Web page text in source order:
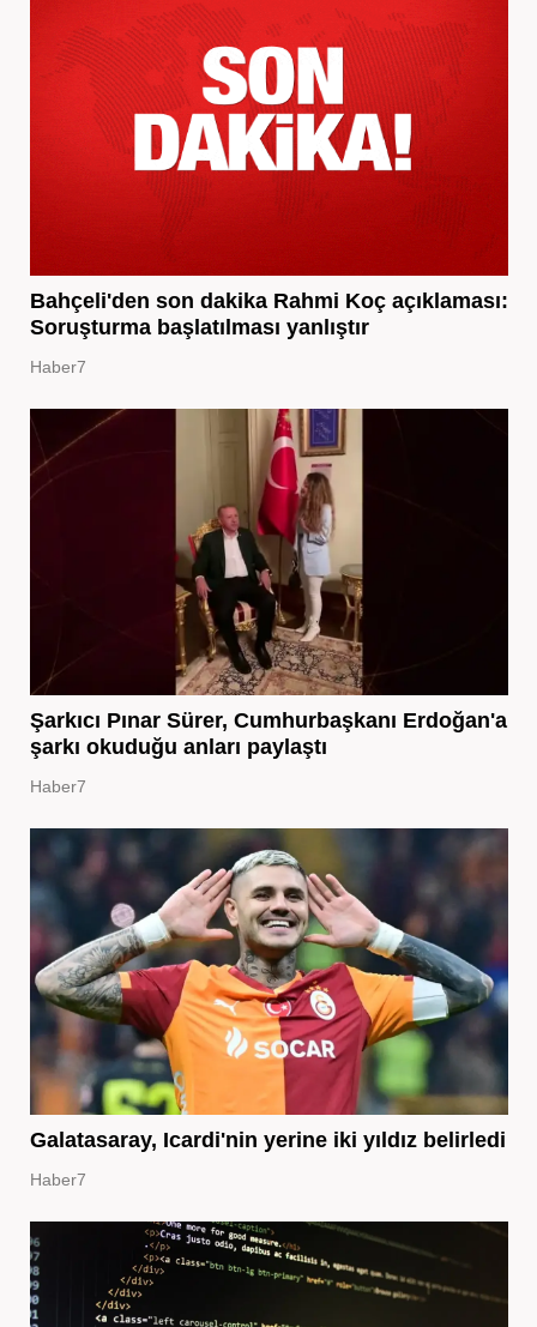
Bahçeli'den son dakika Rahmi Koç açıklaması:
Soruşturma başlatılması yanlıştır
Haber7
Şarkıcı Pınar Sürer, Cumhurbaşkanı Erdoğan'a
şarkı okuduğu anları paylaştı
Haber7
Galatasaray, Icardi'nin yerine iki yıldız belirledi
Haber7